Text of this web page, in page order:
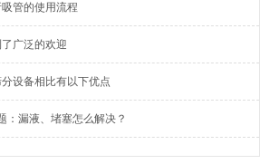
管的使用流程
广泛的欢迎
设备相比有以下优点
：漏液、堵塞怎么解决？